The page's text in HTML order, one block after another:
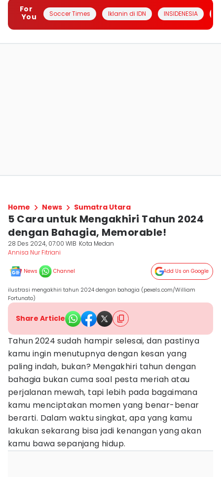
For
You
Soccer Times Iklanin di IDN INSIDENESIA
Home News Sumatra Utara
5 Cara untuk Mengakhiri Tahun 2024
dengan Bahagia, Memorable!
28 Des 2024, 07:00 WIB Kota Medan
Annisa Nur Fitriani
News Channel Add Us on Google
ilustrasi mengakhiri tahun 2024 dengan bahagia (pexels.com/William
Fortunato)
Share Article
Tahun 2024 sudah hampir selesai, dan pastinya
kamu ingin menutupnya dengan kesan yang
paling indah, bukan? Mengakhiri tahun dengan
bahagia bukan cuma soal pesta meriah atau
perjalanan mewah, tapi lebih pada bagaimana
kamu menciptakan momen yang benar-benar
berarti. Dalam waktu singkat, apa yang kamu
lakukan sekarang bisa jadi kenangan yang akan
kamu bawa sepanjang hidup.